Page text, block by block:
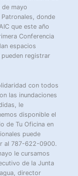
de mayo
donde
que este año
Conferencia
espacios
registrar
con todos
las inundaciones
le
disponible el
de Tu Oficina en
puede
al 787-622-0900.
le cursamos
de la Junta
director